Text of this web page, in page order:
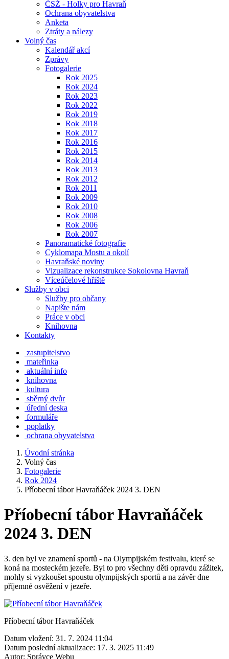
ČSŽ - Holky pro Havraň
Ochrana obyvatelstva
Anketa
Ztráty a nálezy
Volný čas
Kalendář akcí
Zprávy
Fotogalerie
Rok 2025
Rok 2024
Rok 2023
Rok 2022
Rok 2019
Rok 2018
Rok 2017
Rok 2016
Rok 2015
Rok 2014
Rok 2013
Rok 2012
Rok 2011
Rok 2009
Rok 2010
Rok 2008
Rok 2006
Rok 2007
Panoramatické fotografie
Cyklomapa Mostu a okolí
Havraňské noviny
Vizualizace rekonstrukce Sokolovna Havraň
Víceúčelové hřiště
Služby v obci
Služby pro občany
Napište nám
Práce v obci
Knihovna
Kontakty
zastupitelstvo
mateřinka
aktuální info
knihovna
kultura
sběrný dvůr
úřední deska
formuláře
poplatky
ochrana obyvatelstva
Úvodní stránka
Volný čas
Fotogalerie
Rok 2024
Příobecní tábor Havraňáček 2024 3. DEN
Příobecní tábor Havraňáček
2024 3. DEN
3. den byl ve znamení sportů - na Olympijském festivalu, které se
koná na mosteckém jezeře. Byl to pro všechny děti opravdu zážitek,
mohly si vyzkoušet spoustu olympijských sportů a na závěr dne
příjemné osvěžení v jezeře.
Příobecní tábor Havraňáček
Datum vložení: 31. 7. 2024 11:04
Datum poslední aktualizace: 17. 3. 2025 11:49
Autor: Správce Webu